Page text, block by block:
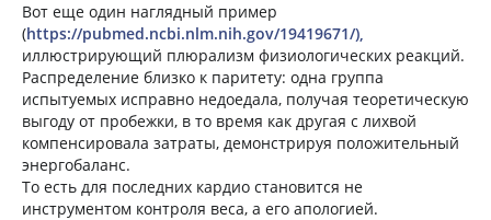
Вот еще один наглядный пример
(https://pubmed.ncbi.nlm.nih.gov/19419671/),
иллюстрирующий плюрализм физиологических реакций.
Распределение близко к паритету: одна группа
испытуемых исправно недоедала, получая теоретическую
выгоду от пробежки, в то время как другая с лихвой
компенсировала затраты, демонстрируя положительный
энергобаланс.
То есть для последних кардио становится не
инструментом контроля веса, а его апологией.